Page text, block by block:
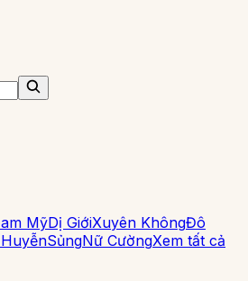
MỹDị GiớiXuyên KhôngĐô
SủngNữ CườngXem tất cả